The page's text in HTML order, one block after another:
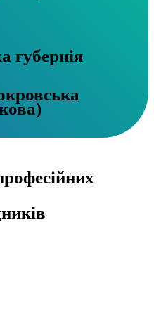
губернія